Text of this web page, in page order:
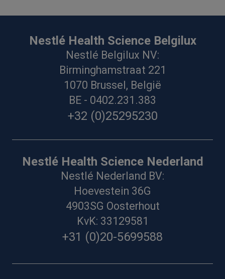
Nestlé Health Science Belgilux
Nestlé Belgilux NV:
Birminghamstraat 221
1070 Brussel, België
BE - 0402.231.383
+32 (0)25295230
Nestlé Health Science Nederland
Nestlé Nederland BV:
Hoevestein 36G
4903SG Oosterhout
KvK: 33129581
+31 (0)20-5699588